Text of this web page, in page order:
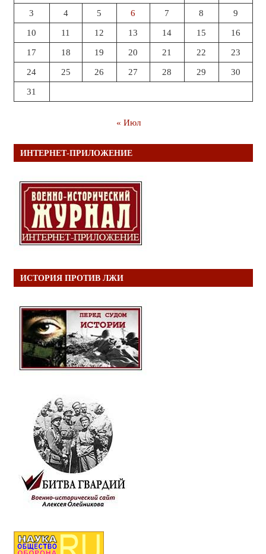
3 4 5 6 7 8 9
10 11 12 13 14 15 16
17 18 19 20 21 22 23
24 25 26 27 28 29 30
31
« Июл
ИНТЕРНЕТ-ПРИЛОЖЕНИЕ
ИСТОРИЯ ПРОТИВ ЛЖИ